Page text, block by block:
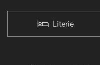
Literie